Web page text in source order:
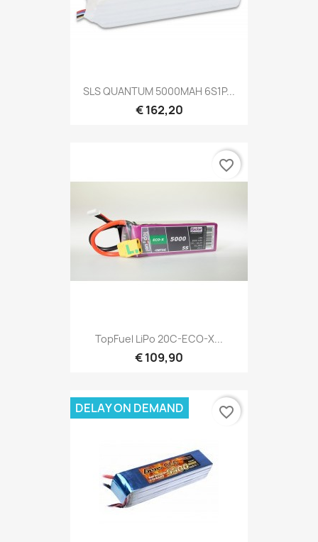
SLS QUANTUM 5000MAH 6S1P...
€ 162,20
TopFuel LiPo 20C-ECO-X...
€ 109,90
favorite_border
DELAY ON DEMAND favorite_border